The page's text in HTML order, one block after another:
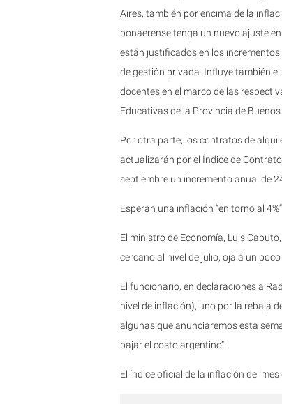
Aires, también por encima de la
bonaerense tenga un nuevo ajuste
están justificados en los
de gestión privada. Influye también
docentes en el marco de las
Educativas de la Provincia de Buenos
Por otra parte, los contratos de
actualizarán por el Índice de
septiembre un incremento anual de
Esperan una inflación “en torno al 4%”
El ministro de Economía, Luis
cercano al nivel de julio, ojalá un
El funcionario, en declaraciones a
nivel de inflación), uno por la rebaja
algunas que anunciaremos esta
bajar el costo argentino”.
El índice oficial de la inflación del